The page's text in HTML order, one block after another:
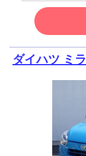
ダイハツ ミ